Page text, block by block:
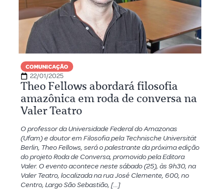
COMUNICAÇÃO
22/01/2025
Theo Fellows abordará filosofia
amazônica em roda de conversa na
Valer Teatro
O professor da Universidade Federal do Amazonas
(Ufam) e doutor em Filosofia pela Technische Universität
Berlin, Theo Fellows, será o palestrante da próxima edição
do projeto Roda de Conversa, promovido pela Editora
Valer. O evento acontece neste sábado (25), às 9h30, na
Valer Teatro, localizada na rua José Clemente, 600, no
Centro, Largo São Sebastião, […]